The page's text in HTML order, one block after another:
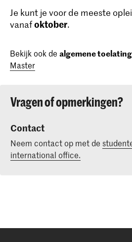
Je kunt je voor de meeste
vanafoktober.
Bekijk ook de algemene
Master
Vragen of opmerkingen?
Contact
Neem contact op met de
international office.